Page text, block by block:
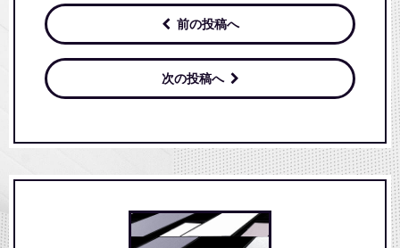
前の投稿へ
次の投稿へ